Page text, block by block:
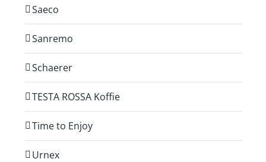
Saeco
Sanremo
Schaerer
TESTA ROSSA Koffie
Time to Enjoy
Urnex